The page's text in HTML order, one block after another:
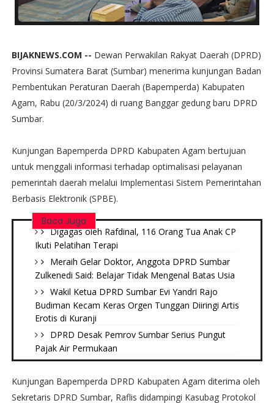
BIJAKNEWS.COM -- Dewan Perwakilan Rakyat Daerah (DPRD)
Provinsi Sumatera Barat (Sumbar) menerima kunjungan Badan
Pembentukan Peraturan Daerah (Bapemperda) Kabupaten
Agam, Rabu (20/3/2024) di ruang Banggar gedung baru DPRD
Sumbar.
Kunjungan Bapemperda DPRD Kabupaten Agam bertujuan
untuk menggali informasi terhadap optimalisasi pelayanan
pemerintah daerah melalui Implementasi Sistem Pemerintahan
Berbasis Elektronik (SPBE).
Baca Juga
Digagas oleh Rafdinal, 116 Orang Tua Anak CP
Ikuti Pelatihan Terapi
Meraih Gelar Doktor, Anggota DPRD Sumbar
Zulkenedi Said: Belajar Tidak Mengenal Batas Usia
Wakil Ketua DPRD Sumbar Evi Yandri Rajo
Budiman Kecam Keras Orgen Tunggan Diiringi Artis
Erotis di Kuranji
DPRD Desak Pemrov Sumbar Serius Pungut
Pajak Air Permukaan
Kunjungan Bapemperda DPRD Kabupaten Agam diterima oleh
Sekretaris DPRD Sumbar, Raflis didampingi Kasubag Protokol